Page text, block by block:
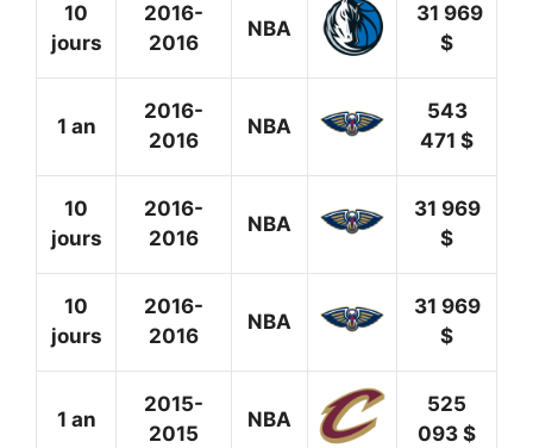
10
jours
2016-
2016
NBA
31 969
$
1 an
2016-
2016
NBA
543
471 $
10
jours
2016-
2016
NBA
31 969
$
10
jours
2016-
2016
NBA
31 969
$
1 an
2015-
2015
NBA
525
093 $